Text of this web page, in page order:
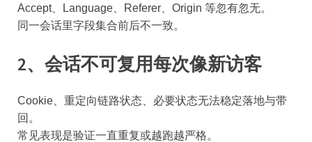
Accept、Language、Referer、Origin 等忽有忽无。
同一会话里字段集合前后不一致。
2、会话不可复用每次像新访客
Cookie、重定向链路状态、必要状态无法稳定落地与带
回。
常见表现是验证一直重复或越跑越严格。